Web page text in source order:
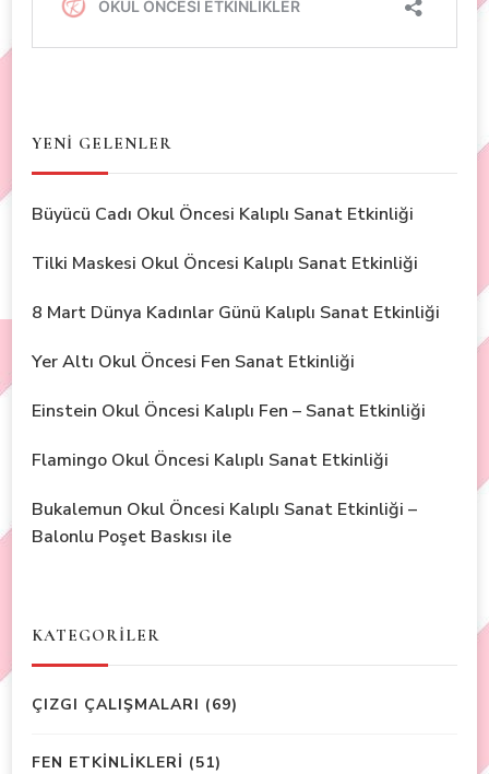
YENİ GELENLER
Büyücü Cadı Okul Öncesi Kalıplı Sanat Etkinliği
Tilki Maskesi Okul Öncesi Kalıplı Sanat Etkinliği
8 Mart Dünya Kadınlar Günü Kalıplı Sanat Etkinliği
Yer Altı Okul Öncesi Fen Sanat Etkinliği
Einstein Okul Öncesi Kalıplı Fen – Sanat Etkinliği
Flamingo Okul Öncesi Kalıplı Sanat Etkinliği
Bukalemun Okul Öncesi Kalıplı Sanat Etkinliği –
Balonlu Poşet Baskısı ile
KATEGORİLER
ÇIZGI ÇALIŞMALARI (69)
FEN ETKİNLİKLERİ (51)